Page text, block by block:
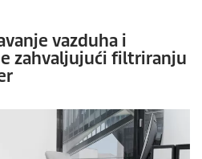
vazduha i
zahvaljujući filtriranju